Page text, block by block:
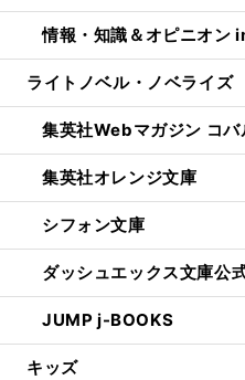
情報・知識＆オピニオン
ライトノベル・ノベライズ
集英社Webマガジン コバ
集英社オレンジ文庫
シフォン文庫
ダッシュエックス文庫公
JUMP j-BOOKS
キッズ